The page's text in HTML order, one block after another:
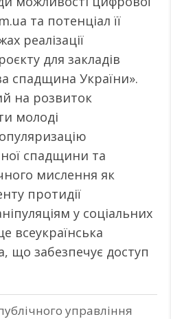
та потенціал її
реалізації
для закладів
спадщина України».
на розвиток
молоді
спадщини та
мислення як
протидії
у соціальних
всеукраїнська
що забезпечує доступ
управління